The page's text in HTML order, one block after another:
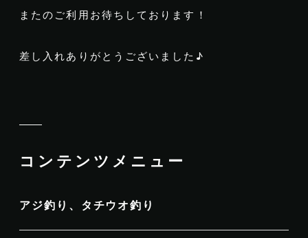
またのご利用お待ちしております！
差し入れありがとうございました♪
コンテンツメニュー
アジ釣り、タチウオ釣り